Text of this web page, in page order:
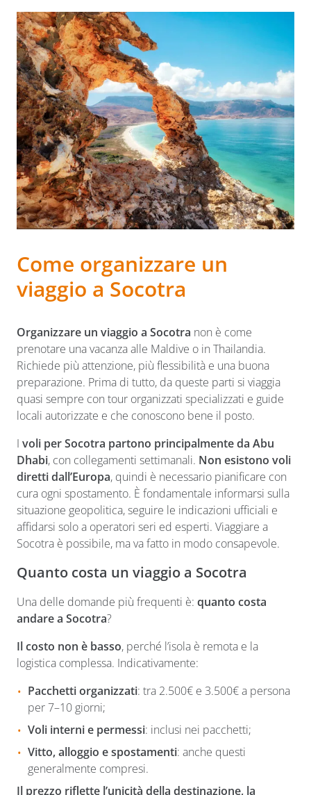
Come organizzare un
viaggio a Socotra
Organizzare un viaggio a Socotra non è come
prenotare una vacanza alle Maldive o in Thailandia.
Richiede più attenzione, più flessibilità e una buona
preparazione. Prima di tutto, da queste parti si viaggia
quasi sempre con tour organizzati specializzati e guide
locali autorizzate e che conoscono bene il posto.
I voli per Socotra partono principalmente da Abu
Dhabi, con collegamenti settimanali. Non esistono voli
diretti dall’Europa, quindi è necessario pianificare con
cura ogni spostamento. È fondamentale informarsi sulla
situazione geopolitica, seguire le indicazioni ufficiali e
affidarsi solo a operatori seri ed esperti. Viaggiare a
Socotra è possibile, ma va fatto in modo consapevole.
Quanto costa un viaggio a Socotra
Una delle domande più frequenti è: quanto costa
andare a Socotra?
Il costo non è basso, perché l’isola è remota e la
logistica complessa. Indicativamente:
Pacchetti organizzati: tra 2.500€ e 3.500€ a persona
per 7–10 giorni;
Voli interni e permessi: inclusi nei pacchetti;
Vitto, alloggio e spostamenti: anche questi
generalmente compresi.
Il prezzo riflette l’unicità della destinazione, la